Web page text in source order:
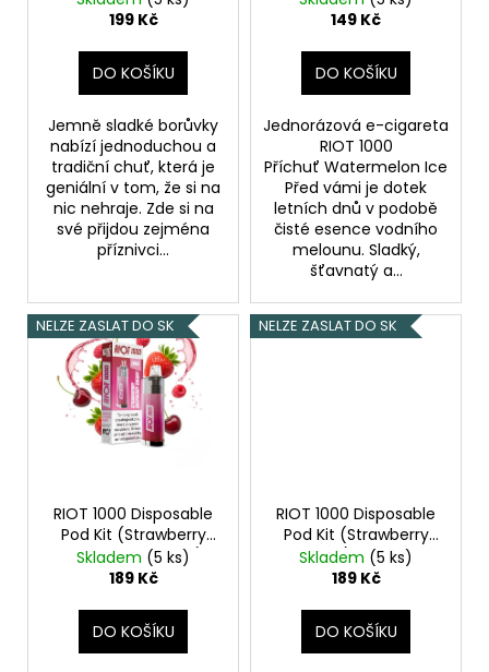
199 Kč
DO KOŠÍKU
Jemně sladké borůvky
nabízí jednoduchou a
tradiční chuť, která je
geniální v tom, že si na
nic nehraje. Zde si na
své přijdou zejména
příznivci...
149 Kč
DO KOŠÍKU
Jednorázová e-cigareta
RIOT 1000
Příchuť Watermelon Ice
Před vámi je dotek
letních dnů v podobě
čisté esence vodního
melounu. Sladký,
šťavnatý a...
NELZE ZASLAT DO SK
RIOT 1000 Disposable
Pod Kit (Strawberry
Raspberry Cherry)
18mg
Skladem (5 ks)
189 Kč
DO KOŠÍKU
NELZE ZASLAT DO SK
RIOT 1000 Disposable
Pod Kit (Strawberry
Kiwi) 18mg
Skladem (5 ks)
189 Kč
DO KOŠÍKU